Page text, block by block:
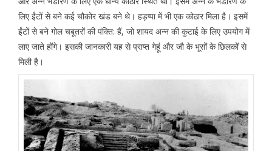
लिए ईंटों से बने कई चौकोर खंड बने थे। हड़प्पा में भी एक कोठार मिला है। इसमें
ईंटों से बने गोल चबूतरों की पंक्ति: हैं, जो शायद अन्न की कुटाई के लिए उपयोग में
लाए जाते होंगे। इसकी जानकारी यह से प्राप्त गेहूं और जौ के भूसों के छिलकों से
मिली है।